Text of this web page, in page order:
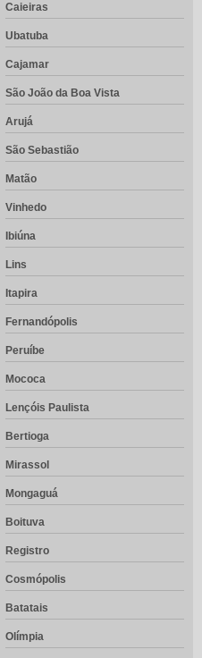
Caieiras
Ubatuba
Cajamar
São João da Boa Vista
Arujá
São Sebastião
Matão
Vinhedo
Ibiúna
Lins
Itapira
Fernandópolis
Peruíbe
Mococa
Lençóis Paulista
Bertioga
Mirassol
Mongaguá
Boituva
Registro
Cosmópolis
Batatais
Olímpia